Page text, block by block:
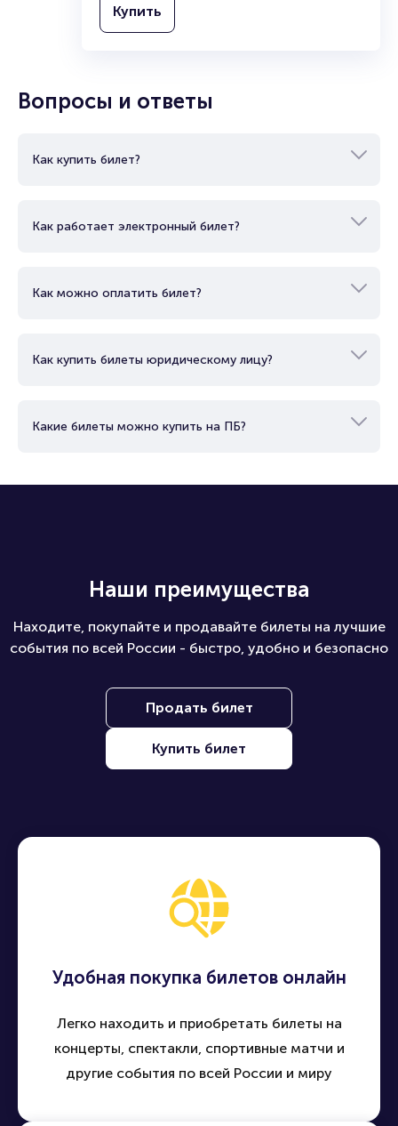
Купить
Вопросы и ответы
Как купить билет?
Как работает электронный билет?
Как можно оплатить билет?
Как купить билеты юридическому лицу?
Какие билеты можно купить на ПБ?
Наши преимущества
Находите, покупайте и продавайте билеты на лучшие
события по всей России - быстро, удобно и безопасно
Продать билет
Купить билет
Удобная покупка билетов онлайн
Легко находить и приобретать билеты на
концерты, спектакли, спортивные матчи и
другие события по всей России и миру